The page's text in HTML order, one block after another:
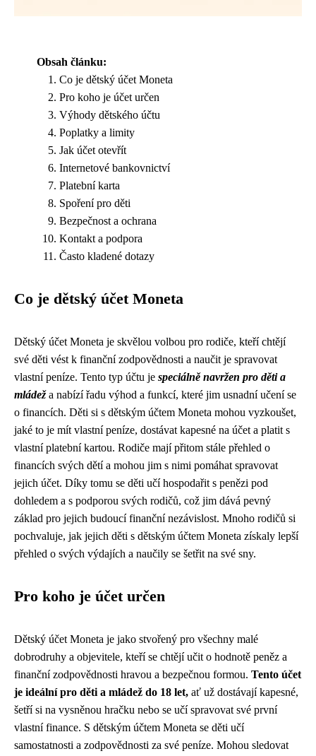
Obsah článku:
Co je dětský účet Moneta
Pro koho je účet určen
Výhody dětského účtu
Poplatky a limity
Jak účet otevřít
Internetové bankovnictví
Platební karta
Spoření pro děti
Bezpečnost a ochrana
Kontakt a podpora
Často kladené dotazy
Co je dětský účet Moneta
Dětský účet Moneta je skvělou volbou pro rodiče, kteří chtějí
své děti vést k finanční zodpovědnosti a naučit je spravovat
vlastní peníze. Tento typ účtu je speciálně navržen pro děti a
mládeža nabízí řadu výhod a funkcí, které jim usnadní učení se
o financích. Děti si s dětským účtem Moneta mohou vyzkoušet,
jaké to je mít vlastní peníze, dostávat kapesné na účet a platit s
vlastní platební kartou. Rodiče mají přitom stále přehled o
financích svých dětí a mohou jim s nimi pomáhat spravovat
jejich účet. Díky tomu se děti učí hospodařit s penězi pod
dohledem a s podporou svých rodičů, což jim dává pevný
základ pro jejich budoucí finanční nezávislost. Mnoho rodičů si
pochvaluje, jak jejich děti s dětským účtem Moneta získaly lepší
přehled o svých výdajích a naučily se šetřit na své sny.
Pro koho je účet určen
Dětský účet Moneta je jako stvořený pro všechny malé
dobrodruhy a objevitele, kteří se chtějí učit o hodnotě peněz a
finanční zodpovědnosti hravou a bezpečnou formou. Tento účet
je ideální pro děti a mládež do 18 let, ať už dostávají kapesné,
šetří si na vysněnou hračku nebo se učí spravovat své první
vlastní finance. S dětským účtem Moneta se děti učí
samostatnosti a zodpovědnosti za své peníze. Mohou sledovat